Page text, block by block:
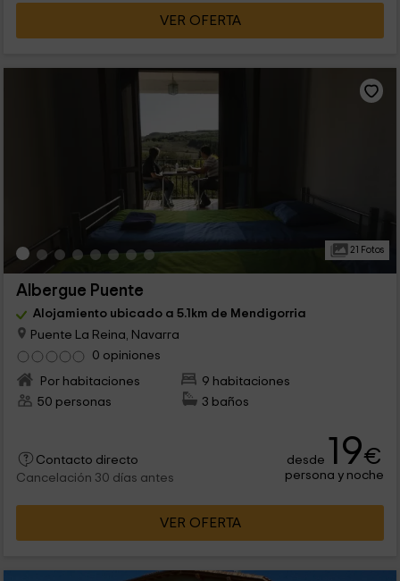
VER OFERTA
21 Fotos
Albergue Puente
Alojamiento ubicado a 5.1km de Mendigorria
Puente La Reina, Navarra
0 opiniones
Por habitaciones
9 habitaciones
50 personas
3 baños
Contacto directo
Cancelación 30 días antes
desde 19€
persona y noche
VER OFERTA